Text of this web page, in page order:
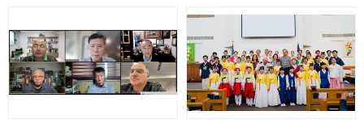
리에서 한기호 국회 국방위원
장에게 고문 위촉장을 증정하
였다. 국방 위원장은 한미동
맹 강화를 위한 재단의 노고
맹포럼을 개최했다. 주한 미
해군사령관을 지냈던 구마타
오타오 소장은 10년 전 한국
에서 근무했을 때와 현재 상
황을 비교하면서, 한미 안보
현안에 대한 다양한 의견을
제시하였다. *주요 발표내용